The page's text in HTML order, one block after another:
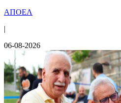
ΑΠΟΕΛ
|
06-08-2026